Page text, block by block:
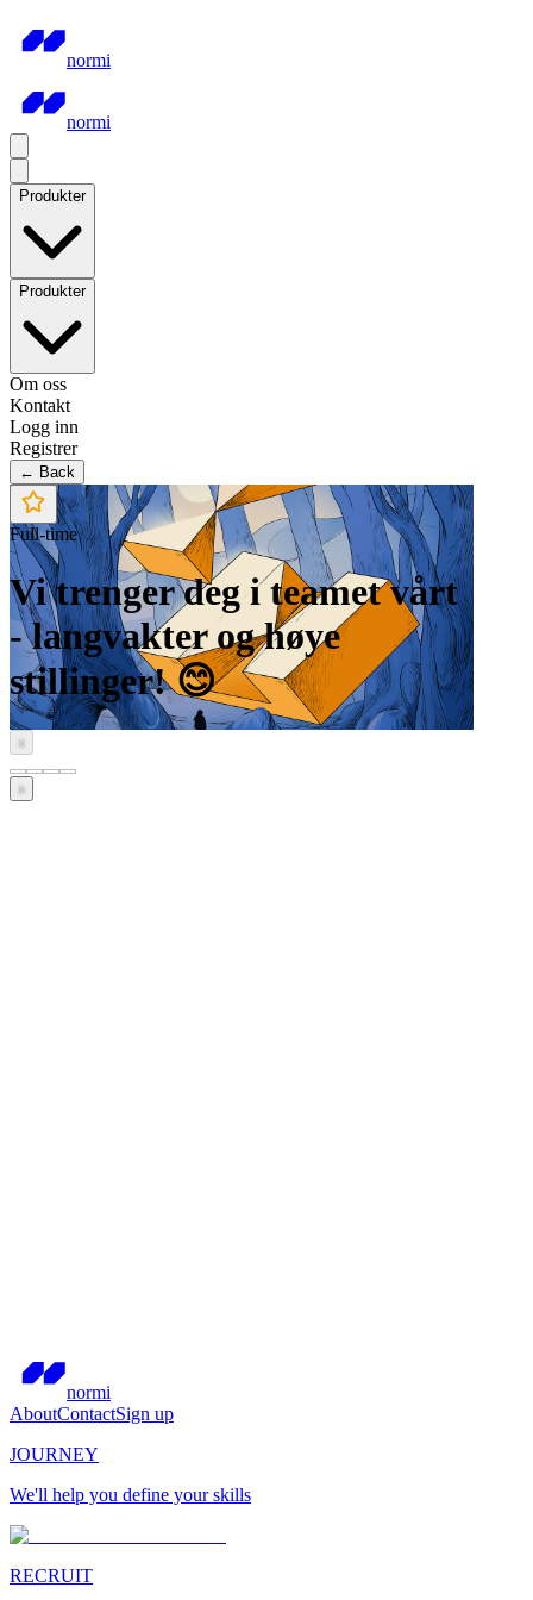
normi
normi
Produkter
Produkter
Om oss
Kontakt
Logg inn
Registrer
← Back
Full-time
Vi trenger deg i teamet vårt
- langvakter og høye
stillinger! 😊
‹
›
normi
AboutContactSign up
JOURNEY
We'll help you define your skills
RECRUIT